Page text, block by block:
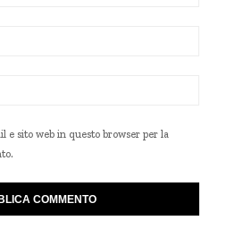
e sito web in questo browser per la